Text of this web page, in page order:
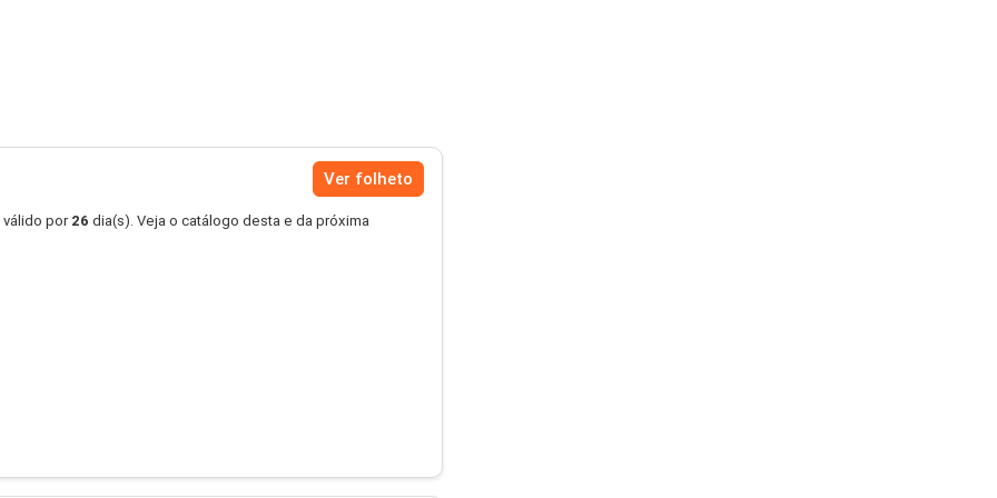
Ver folheto
por 26 dia(s). Veja o catálogo desta e da próxima